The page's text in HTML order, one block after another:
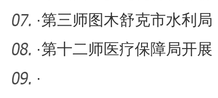
致富新路径 6000亩小米丰
收
·第三师图木舒克市水利局
科学精准调度 确保水库安
全
·第十二师医疗保障局开展
医保政策宣讲培训
·